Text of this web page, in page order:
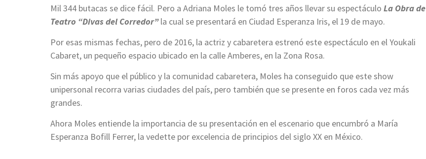
Mil 344 butacas se dice fácil. Pero a Adriana Moles le tomó tres años llevar su espectáculo La Obra de
Teatro “Divas del Corredor”la cual se presentará en Ciudad Esperanza Iris, el 19 de mayo.
Por esas mismas fechas, pero de 2016, la actriz y cabaretera estrenó este espectáculo en el Youkali
Cabaret, un pequeño espacio ubicado en la calle Amberes, en la Zona Rosa.
Sin más apoyo que el público y la comunidad cabaretera, Moles ha conseguido que este show
unipersonal recorra varias ciudades del país, pero también que se presente en foros cada vez más
grandes.
Ahora Moles entiende la importancia de su presentación en el escenario que encumbró a María
Esperanza Bofill Ferrer, la vedette por excelencia de principios del siglo XX en México.